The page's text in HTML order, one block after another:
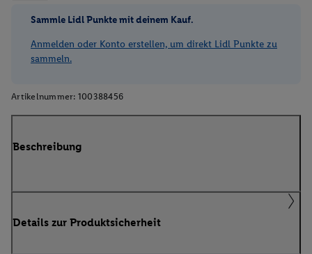
Sammle Lidl Punkte mit deinem Kauf.
Anmelden oder Konto erstellen, um direkt Lidl Punkte zu
sammeln.
Artikelnummer: 100388456
Beschreibung
Details zur Produktsicherheit